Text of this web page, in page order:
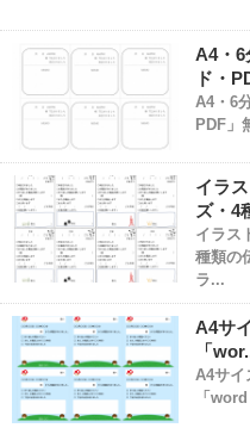
A4・6
ド・
A4・6
PDF」
イラ
ズ・4
イラス
種類の
ラ...
A4サ
「
A4サイ
「